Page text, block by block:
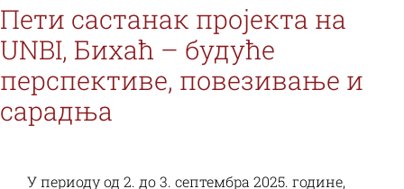
Универзитет
Факултети
Пети састанак пројекта на
UNBI, Бихаћ – будуће
перспективе, повезивање и
сарадња
У периоду од 2. до 3. септембра 2025. године,